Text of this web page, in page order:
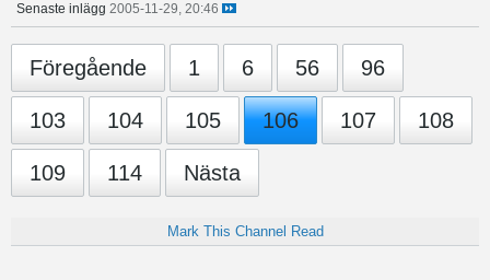
Senaste inlägg 2005-11-29, 20:46
Föregående 1 6 56 96
103 104 105 106 107 108
109 114 Nästa
Mark This Channel Read